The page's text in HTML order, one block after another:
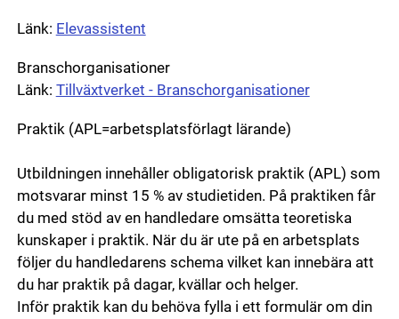
Länk: Elevassistent
Branschorganisationer
Länk: Tillväxtverket - Branschorganisationer
Praktik (APL=arbetsplatsförlagt lärande)
Utbildningen innehåller obligatorisk praktik (APL) som
motsvarar minst 15 % av studietiden. På praktiken får
du med stöd av en handledare omsätta teoretiska
kunskaper i praktik. När du är ute på en arbetsplats
följer du handledarens schema vilket kan innebära att
du har praktik på dagar, kvällar och helger.
Inför praktik kan du behöva fylla i ett formulär om din